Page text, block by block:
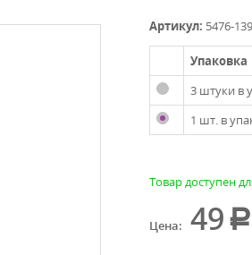
Артикул: 5476-
Упаковка
3 штуки в
1 шт. в
Товар доступен
Цена: 49